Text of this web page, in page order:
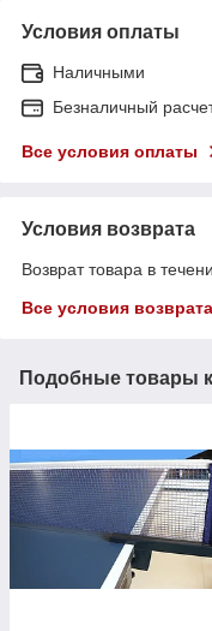
Условия оплаты
Наличными
Безналичный
Все условия оплаты
Условия возврата
Возврат товара в
Все условия возврата
Подобные товары